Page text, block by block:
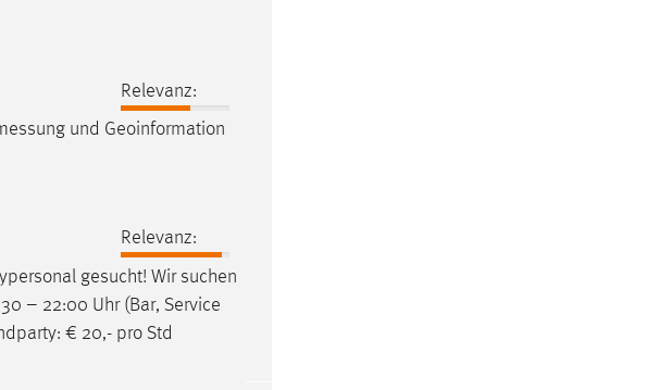
Relevanz:
und Geoinformation
Relevanz:
gesucht! Wir suchen
– 22:00 Uhr (Bar, Service
€ 20,- pro Std